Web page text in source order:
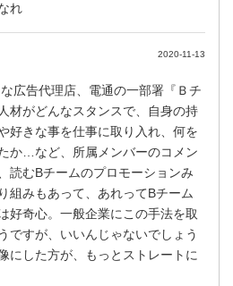
れ
2020-11-13
広告代理店、電通の一部署『Ｂチ
材がどんなスタンスで、自身の持
好きな事を仕事に取り入れ、何を
か…など、所属メンバーのコメン
読むBチームのプロモーションみ
組みもあって、あれってBチーム
好奇心。一般企業にこの手法を取
ですが、いいんじゃないでしょう
にした方が、もっとストレートに